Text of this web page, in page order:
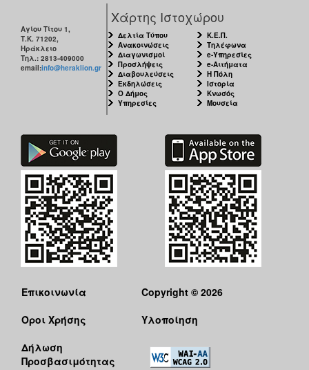
Αγίου Τίτου 1,
Τ.Κ. 71202,
Ηράκλειο
Τηλ.: 2813-409000
email:info@heraklion.gr
Χάρτης Ιστοχώρου
Δελτία Τύπου
Ανακοινώσεις
Διαγωνισμοί
Προσλήψεις
Διαβουλεύσεις
Εκδηλώσεις
Ο Δήμος
Υπηρεσίες
Κ.Ε.Π.
Τηλέφωνα
e-Υπηρεσίες
e-Αιτήματα
Η Πόλη
Ιστορία
Κνωσός
Μουσεία
Επικοινωνία
Όροι Χρήσης
Δήλωση
Προσβασιμότητας
Copyright © 2026
Υλοποίηση